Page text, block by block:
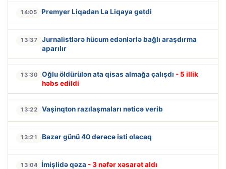
14:05 Premyer Liqadan La Liqaya getdi
13:37
Jurnalistlərə hücum edənlərlə bağlı araşdırma
aparılır
13:30 Oğlu öldürülən ata qisas almağa çalışdı - 5 illik
həbs edildi
13:22 Vaşinqton razılaşmaları nəticə verib
13:21 Bazar günü 40 dərəcə isti olacaq
13:04 İmişlidə qəza - 3 nəfər xəsarət aldı